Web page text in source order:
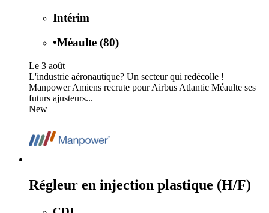
Intérim
•Méaulte (80)
Le 3 août
L'industrie aéronautique? Un secteur qui redécolle !
Manpower Amiens recrute pour Airbus Atlantic Méaulte ses
futurs ajusteurs...
New
Régleur en injection plastique (H/F)